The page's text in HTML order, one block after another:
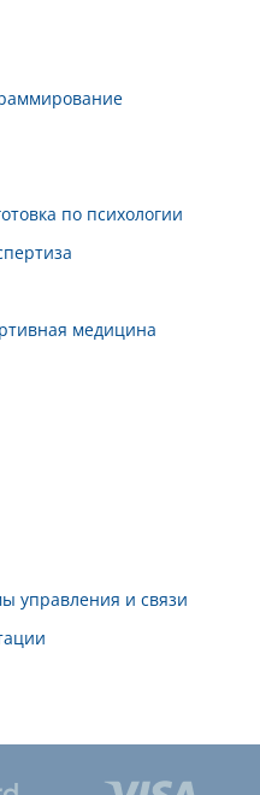
по психологии
медицина
управления и связи